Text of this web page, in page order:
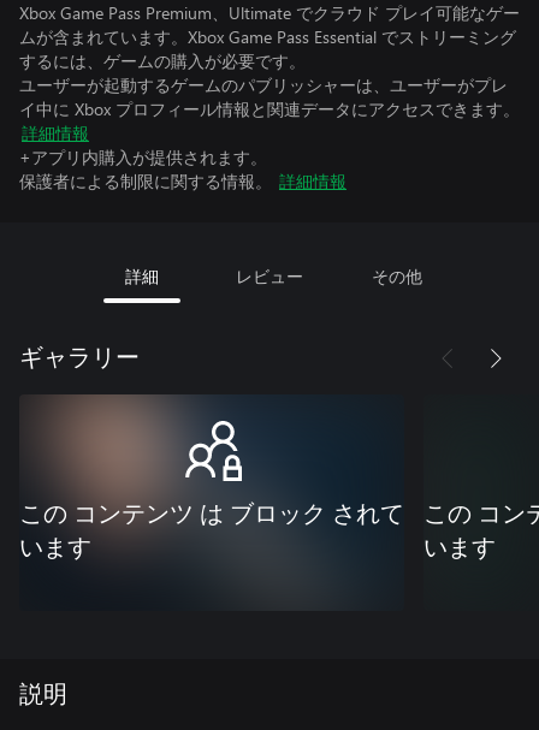
Xbox Game Pass Premium、Ultimate でクラウド プレイ可能なゲー
ムが含まれています。Xbox Game Pass Essential でストリーミング
するには、ゲームの購入が必要です。
ユーザーが起動するゲームのパブリッシャーは、ユーザーがプレ
イ中に Xbox プロフィール情報と関連データにアクセスできます。
詳細情報
+アプリ内購入が提供されます。
保護者による制限に関する情報。
詳細情報
詳細 レビュー その他
ギャラリー
この コンテンツ は ブロック されて
います
この コン
います
説明